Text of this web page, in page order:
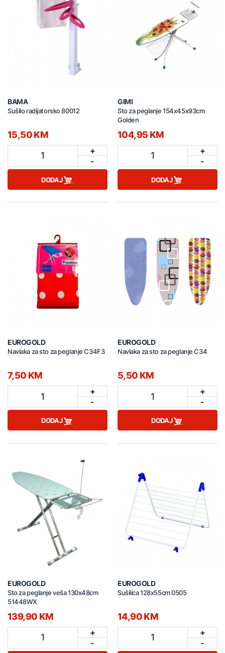
BAMA
Sušilo radijatorsko 80012
15,50 KM
1
+
-
DODAJ
GIMI
Sto za peglanje 154x45x93cm
Golden
104,95 KM
1
+
-
DODAJ
EUROGOLD
Navlaka za sto za peglanje C34F3
7,50 KM
1
+
-
DODAJ
EUROGOLD
Navlaka za sto za peglanje C34
5,50 KM
1
+
-
DODAJ
EUROGOLD
Sto za peglanje veša 130x48cm
51448WX
139,90 KM
1
+
-
EUROGOLD
Sušilica 128x55cm 0505
14,90 KM
1
+
-